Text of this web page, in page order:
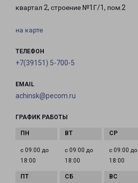
квартал 2, строение №1Г/1, пом.2
на карте
ТЕЛЕФОН
+7(39151) 5-700-5
EMAIL
achinsk@pecom.ru
ГРАФИК РАБОТЫ
с 09:00 до
18:00
с 09:00 до
18:00
с 09:00 до
18:00